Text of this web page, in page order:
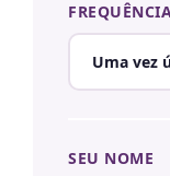
SEU NOME